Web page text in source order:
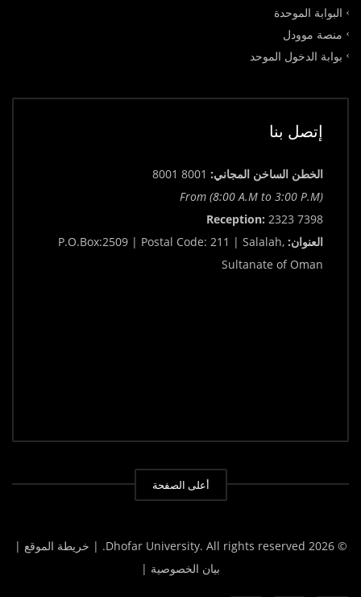
البوابة الموحدة
منصة موودل
بوابة الدخول الموحد
إتصل بنا
الخطن الساخن المجاني: 8001 8001
From (8:00 A.M to 3:00 P.M)
Reception: 2323 7398
العنوان: P.O.Box:2509 | Postal Code: 211 | Salalah,
Sultanate of Oman
أعلى الصفحة
© 2026 Dhofar University. All rights reserved.
| خريطة الموقع |
بيان الخصوصية |